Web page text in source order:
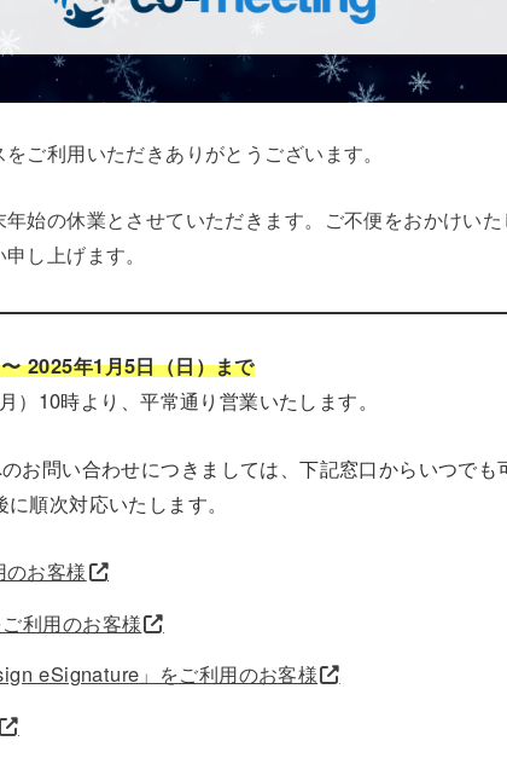
ご利用いただきありがとうございます。
始の休業とさせていただきます。ご不便をおかけい
し上げます。
2025年1月5日（日）まで
）10時より、平常通り営業いたします。
お問い合わせにつきましては、下記窓口からいつでも
順次対応いたします。
のお客様
利用のお客様
eSignature」をご利用のお客様